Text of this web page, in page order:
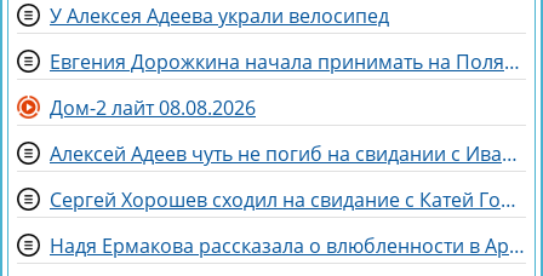
У Алексея Адеева украли велосипед
Евгения Дорожкина начала принимать на Поляне первых клиенток
Дом-2 лайт 08.08.2026
Алексей Адеев чуть не погиб на свидании с Иваной Михайличенко
Сергей Хорошев сходил на свидание с Катей Гориной
Надя Ермакова рассказала о влюбленности в Артёма Рышковского